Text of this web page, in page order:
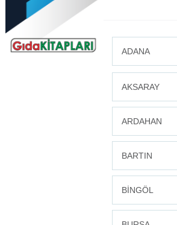
ADANA
AKSARAY
ARDAHAN
BARTIN
BİNGÖL